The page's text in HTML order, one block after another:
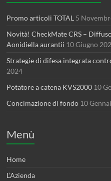
Promo articoli TOTAL 5
Novità! CheckMate CRS –
Aonidiella aurantii 10 Giugno
Strategie di difesa integrata
2024
Potatore a catena KVS2000 10
Concimazione di fondo 10
Menù
Home
L’Azienda